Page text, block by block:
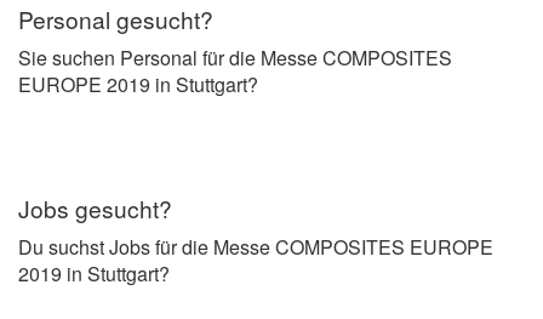
Personal gesucht?
Sie suchen Personal für die Messe COMPOSITES
EUROPE 2019 in Stuttgart?
Jobs gesucht?
Du suchst Jobs für die Messe COMPOSITES EUROPE
2019 in Stuttgart?